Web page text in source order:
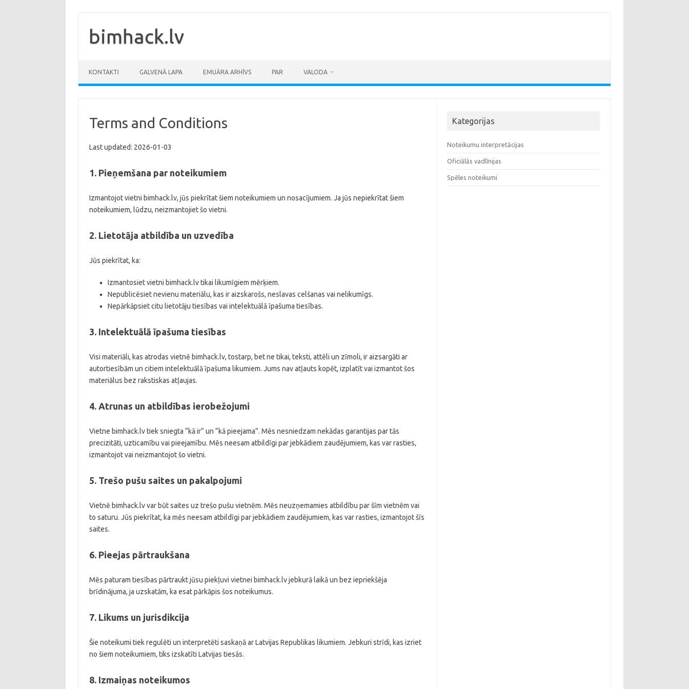
content
bimhack.lv
KONTAKTI GALVENĀ LAPA EMUĀRA ARHĪVS PAR VALODA
Terms and Conditions
Last updated: 2026-01-03
1. Pieņemšana par noteikumiem
Izmantojot vietni bimhack.lv, jūs piekrītat šiem noteikumiem un nosacījumiem. Ja jūs nepiekrītat šiem
noteikumiem, lūdzu, neizmantojiet šo vietni.
2. Lietotāja atbildība un uzvedība
Jūs piekrītat, ka:
Izmantosiet vietni bimhack.lv tikai likumīgiem mērķiem.
Nepublicēsiet nevienu materiālu, kas ir aizskarošs, neslavas celšanas vai nelikumīgs.
Nepārkāpsiet citu lietotāju tiesības vai intelektuālā īpašuma tiesības.
3. Intelektuālā īpašuma tiesības
Visi materiāli, kas atrodas vietnē bimhack.lv, tostarp, bet ne tikai, teksti, attēli un zīmoli, ir aizsargāti ar
autortiesībām un citiem intelektuālā īpašuma likumiem. Jums nav atļauts kopēt, izplatīt vai izmantot šos
materiālus bez rakstiskas atļaujas.
4. Atrunas un atbildības ierobežojumi
Vietne bimhack.lv tiek sniegta “kā ir” un “kā pieejama”. Mēs nesniedzam nekādas garantijas par tās
precizitāti, uzticamību vai pieejamību. Mēs neesam atbildīgi par jebkādiem zaudējumiem, kas var rasties,
izmantojot vai neizmantojot šo vietni.
5. Trešo pušu saites un pakalpojumi
Vietnē bimhack.lv var būt saites uz trešo pušu vietnēm. Mēs neuzņemamies atbildību par šīm vietnēm vai
to saturu. Jūs piekrītat, ka mēs neesam atbildīgi par jebkādiem zaudējumiem, kas var rasties, izmantojot šīs
saites.
6. Pieejas pārtraukšana
Mēs paturam tiesības pārtraukt jūsu piekļuvi vietnei bimhack.lv jebkurā laikā un bez iepriekšēja
brīdinājuma, ja uzskatām, ka esat pārkāpis šos noteikumus.
7. Likums un jurisdikcija
Šie noteikumi tiek regulēti un interpretēti saskaņā ar Latvijas Republikas likumiem. Jebkuri strīdi, kas izriet
no šiem noteikumiem, tiks izskatīti Latvijas tiesās.
8. Izmaiņas noteikumos
Kategorijas
Noteikumu interpretācijas
Oficiālās vadlīnijas
Spēles noteikumi